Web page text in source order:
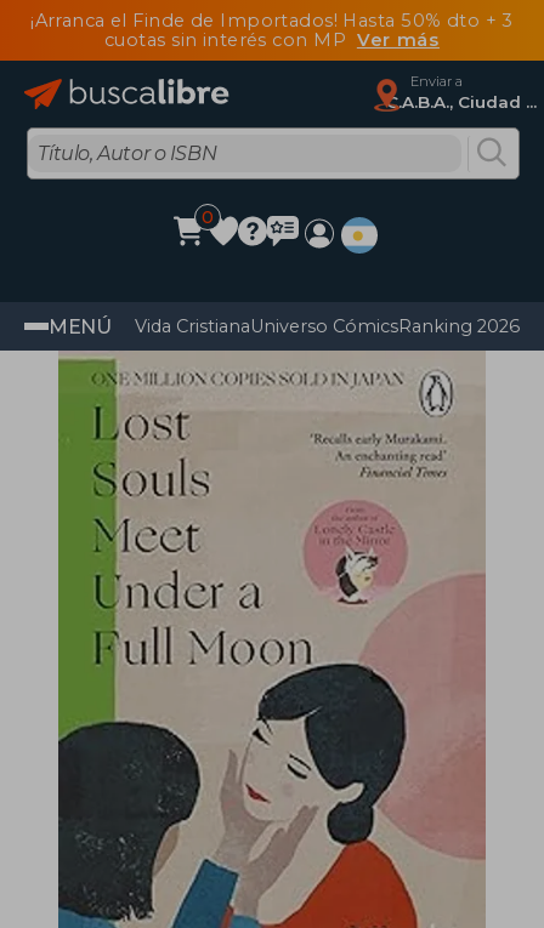
¡Arranca el Finde de Importados! Hasta 50% dto + 3
cuotas sin interés con MP Ver más
Enviar a
C.A.B.A., Ciudad Autónoma De Buenos Aires
0
MENÚ Vida CristianaUniverso CómicsRanking 2026